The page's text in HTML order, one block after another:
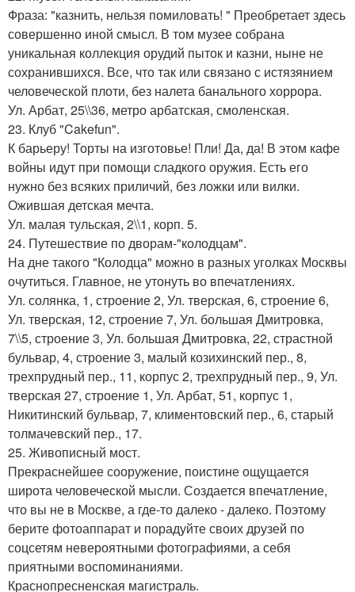
Фраза: "казнить, нельзя помиловать! " Преобретает здесь
совершенно иной смысл. В том музее собрана
уникальная коллекция орудий пыток и казни, ныне не
сохранившихся. Все, что так или связано с истязянием
человеческой плоти, без налета банального хоррора.
Ул. Арбат, 25\\36, метро арбатская, смоленская.
23. Клуб "Cakefun".
К барьеру! Торты на изготовье! Пли! Да, да! В этом кафе
войны идут при помощи сладкого оружия. Есть его
нужно без всяких приличий, без ложки или вилки.
Ожившая детская мечта.
Ул. малая тульская, 2\\1, корп. 5.
24. Путешествие по дворам-"колодцам".
На дне такого "Колодца" можно в разных уголках Москвы
очутиться. Главное, не утонуть во впечатлениях.
Ул. солянка, 1, строение 2, Ул. тверская, 6, строение 6,
Ул. тверская, 12, строение 7, Ул. большая Дмитровка,
7\\5, строение 3, Ул. большая Дмитровка, 22, страстной
бульвар, 4, строение 3, малый козихинский пер., 8,
трехпрудный пер., 11, корпус 2, трехпрудный пер., 9, Ул.
тверская 27, строение 1, Ул. Арбат, 51, корпус 1,
Никитинский бульвар, 7, климентовский пер., 6, старый
толмачевский пер., 17.
25. Живописный мост.
Прекраснейшее сооружение, поистине ощущается
широта человеческой мысли. Создается впечатление,
что вы не в Москве, а где-то далеко - далеко. Поэтому
берите фотоаппарат и порадуйте своих друзей по
соцсетям невероятными фотографиями, а себя
приятными воспоминаниями.
Краснопресненская магистраль.